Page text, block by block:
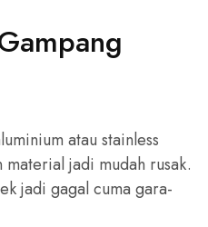
atau stainless
jadi mudah rusak.
jadi gagal cuma gara-